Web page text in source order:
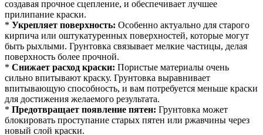
создавая прочное сцепление, и обеспечивает лучшее
прилипание краски.
* Укрепляет поверхность: Особенно актуально для старого
кирпича или оштукатуренных поверхностей, которые могут
быть рыхлыми. Грунтовка связывает мелкие частицы, делая
поверхность более прочной.
* Снижает расход краски: Пористые материалы очень
сильно впитывают краску. Грунтовка выравнивает
впитывающую способность, и вам потребуется меньше краски
для достижения желаемого результата.
* Предотвращает появление пятен: Грунтовка может
блокировать проступание старых пятен или ржавчины через
новый слой краски.